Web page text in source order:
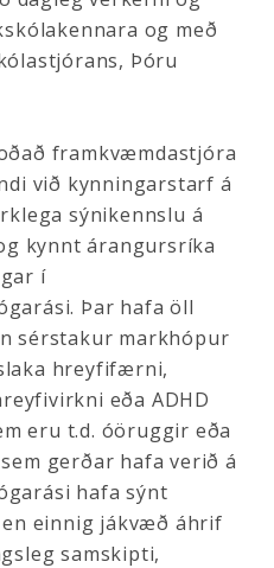
og með
Þóru
framkvæmdastjóra
við kynningarstarf á
sýnikennslu á
kynnt árangursríka
í
Þar hafa öll
sérstakur markhópur
hreyfifærni,
eða ADHD
eru t.d. óöruggir eða
gerðar hafa verið á
hafa sýnt
einnig jákvæð áhrif
samskipti,